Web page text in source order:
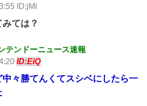
ID:jMi
ては？
テンドーニュース速報
ID:EiQ
中々勝てんくてスシベにしたら一